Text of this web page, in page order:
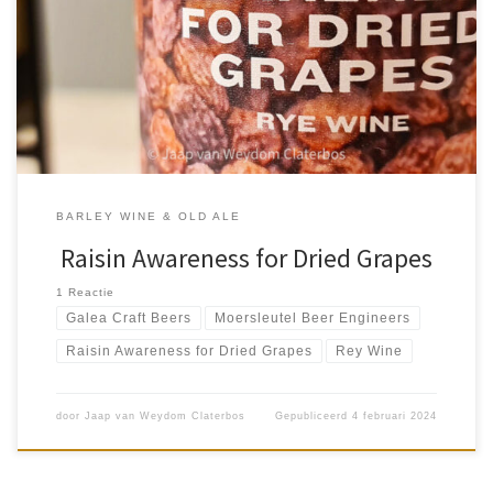
Sowieso een voorraad van de Motor Oil. Maar ook twee Raisin
Awareness for Dried Grapes. Het eerste blik smaakte uitstekend en
BARLEY WINE & OLD ALE
Raisin Awareness for Dried Grapes
1 Reactie
Galea Craft Beers Moersleutel Beer Engineers
Raisin Awareness for Dried Grapes Rey Wine
door Jaap van Weydom Claterbos Gepubliceerd4 februari 2024